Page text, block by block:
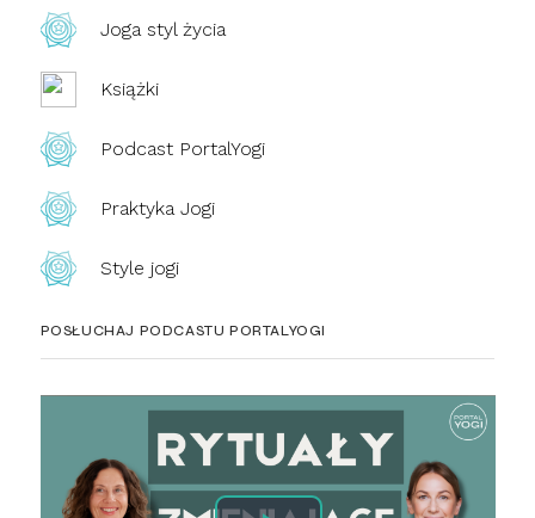
Joga styl życia
Książki
Podcast PortalYogi
Praktyka Jogi
Style jogi
POSŁUCHAJ PODCASTU PORTALYOGI